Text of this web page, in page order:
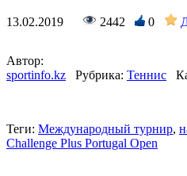
13.02.2019 2442 0
Автор:
sportinfo.kz
Рубрика: Теннис
Теги: Международный турнир,
Challenge Plus Portugal Open